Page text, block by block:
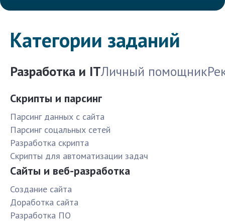
Категории заданий
Разработка и ITЛичный помощник
Скрипты и парсинг
Парсинг данных с сайта
Парсинг соцальных сетей
Разработка скрипта
Скрипты для автоматизации задач
Сайты и веб-разработка
Создание сайта
Доработка сайта
Разработка ПО